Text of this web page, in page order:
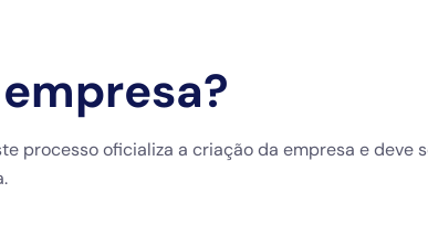
processo oficializa a criação da empresa e